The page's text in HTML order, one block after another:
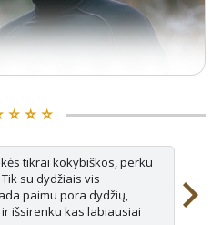
⭐️ ⭐️ ⭐️
tikrai kokybiškos, perku
su dydžiais vis
paimu pora dydžių,
išsirenku kas labiausiai